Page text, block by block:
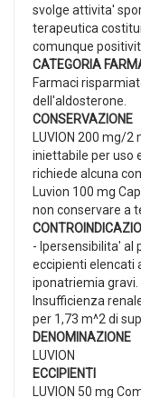
svolge attivita'
terapeutica
comunque
CATEGORIA
Farmaci
dell'aldosterone.
CONSERVAZIONE
LUVION 200 mg/2
iniettabile per uso
richiede alcuna
Luvion 100 mg
non conservare a
- Ipersensibilita' al
eccipienti elencati
iponatriemia
Insufficienza
per 1,73 m^2 di
DENOMINAZIONE
LUVION
ECCIPIENTI
LUVION 50 mg